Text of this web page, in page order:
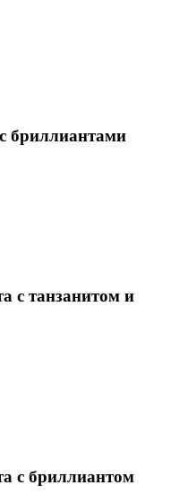
бриллиантами
с танзанитом и
с бриллиантом